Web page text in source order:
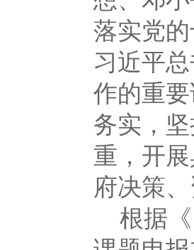
落实党
习近平
作的重
务实，
重，开
府决策
根据